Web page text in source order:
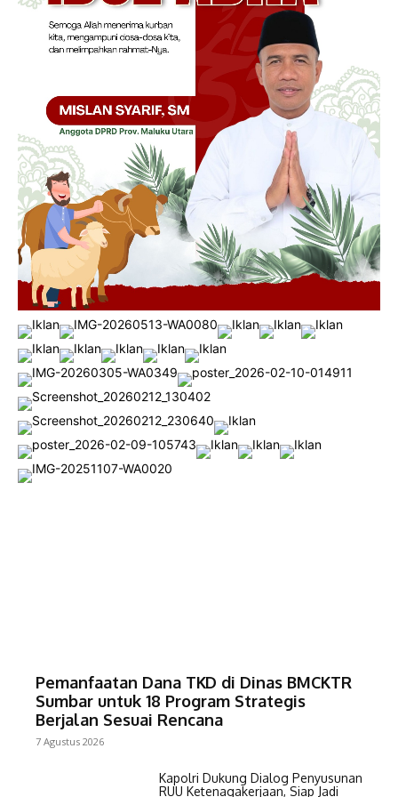
Pemanfaatan Dana TKD di Dinas BMCKTR
Sumbar untuk 18 Program Strategis
Berjalan Sesuai Rencana
7 Agustus 2026
Kapolri Dukung Dialog Penyusunan
RUU Ketenagakerjaan, Siap Jadi